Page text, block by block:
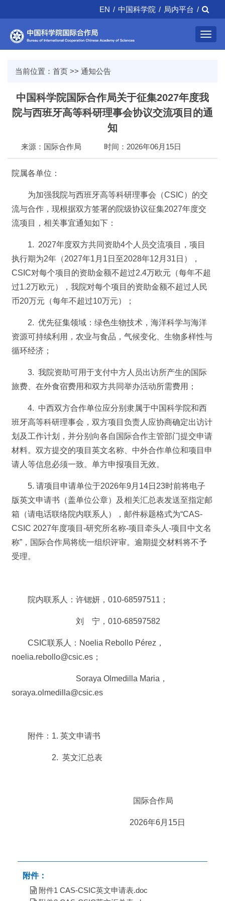
EN / 中国科学院 / 局内平台 /
当前位置： 首页 >> 通知公告
中国科学院国际合作局关于征集2027年度我
院与西班牙高等科研理事会协议交流项目的通
知
来源：国际合作局 时间：2026年06月15日
院属各单位：
为加强我院与西班牙高等科研理事会（CSIC）的交
流与合作，现根据双方签署的院级协议征集2027年度交
流项目，相关事宜通知如下：
1. 2027年度双方共同资助4个人员交流项目，项目
执行期为2年（2027年1月1日至2028年12月31日），
CSIC对每个项目的资助金额不超过2.4万欧元（每年不超
过1.2万欧元），我院对每个项目的资助金额不超过人民
币20万元（每年不超过10万元）；
2. 优先征集领域：绿色生物技术，海洋科学与海洋
资源可持续利用，农业与食品，气候变化、生物多样性与
循环经济；
3. 我院资助可用于支付中方人员出访所产生的国际
旅费、在外食宿费用和双方共同举办活动所需费用；
4. 中西双方合作单位应分别隶属于中国科学院和西
班牙高等科研理事会，双方项目负责人应协商确定出访计
划及工作计划，并分别向各自国际合作主管部门提交申请
材料。双方提交的项目英文名称、中外合作单位和项目申
请人等信息必须一致。单方申报项目无效。
5. 请项目申请单位于2026年9月14日23时前将电子
版英文申请书（盖单位公章）及相关汇总表发送至指定邮
箱（请电话联络院内联系人），邮件标题格式为“CAS-
CSIC 2027年度项目-研究所名称-项目牵头人-项目中文名
称”，国际合作局将统一组织评审。逾期提交材料将不予
受理。
院内联系人：许锶妍，010-68597511；
刘 宁，010-68597582
CSIC联系人：Noelia Rebollo Pérez，
noelia.rebollo@csic.es；
Soraya Olmedilla Maria，
soraya.olmedilla@csic.es
附件：1. 英文申请书
2. 英文汇总表
国际合作局
2026年6月15日
附件：
附件1 CAS-CSIC英文申请表.doc